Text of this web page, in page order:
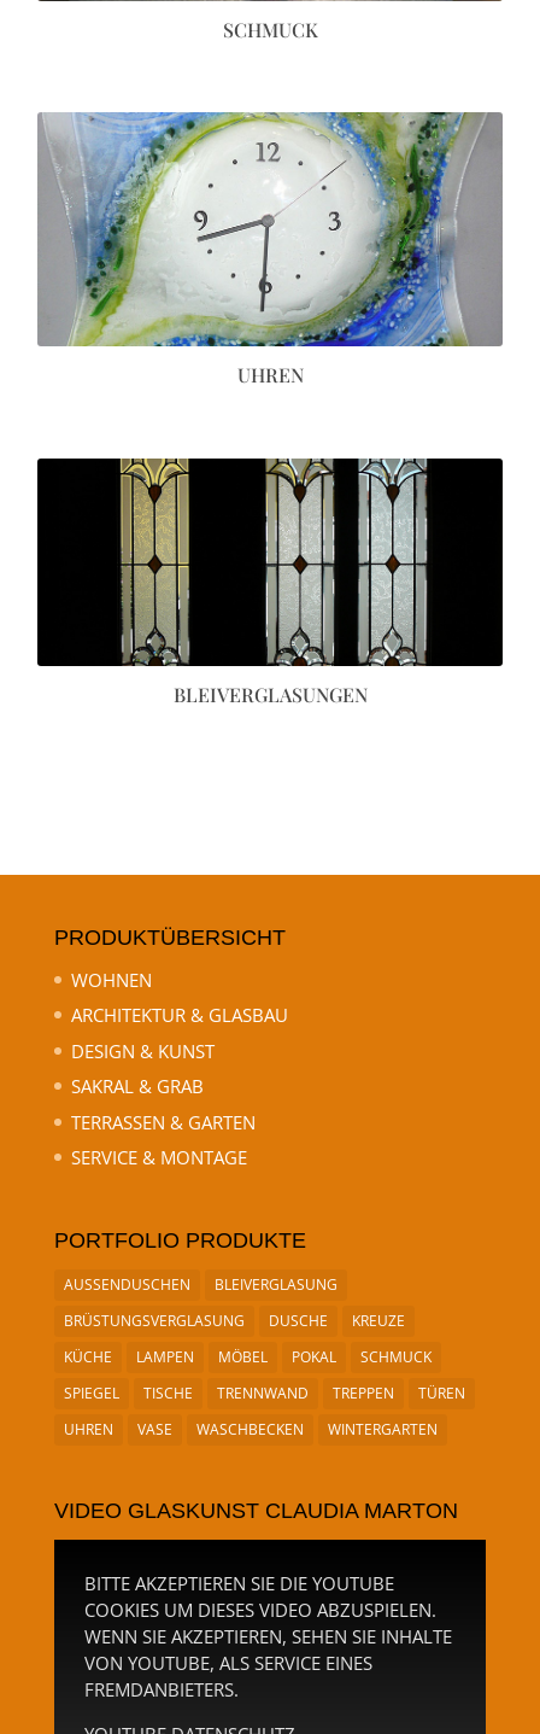
SCHMUCK
UHREN
BLEIVERGLASUNGEN
PRODUKTÜBERSICHT
WOHNEN
ARCHITEKTUR & GLASBAU
DESIGN & KUNST
SAKRAL & GRAB
TERRASSEN & GARTEN
SERVICE & MONTAGE
PORTFOLIO PRODUKTE
AUSSENDUSCHEN
BLEIVERGLASUNG
BRÜSTUNGSVERGLASUNG
DUSCHE
KREUZE
KÜCHE
LAMPEN MÖBEL POKAL
SCHMUCK
SPIEGEL
TISCHE TRENNWAND TREPPEN
TÜREN
UHREN
VASE WASCHBECKEN WINTERGARTEN
VIDEO GLASKUNST CLAUDIA MARTON
BITTE AKZEPTIEREN SIE DIE YOUTUBE
COOKIES UM DIESES VIDEO ABZUSPIELEN.
WENN SIE AKZEPTIEREN, SEHEN SIE INHALTE
VON YOUTUBE, ALS SERVICE EINES
FREMDANBIETERS.